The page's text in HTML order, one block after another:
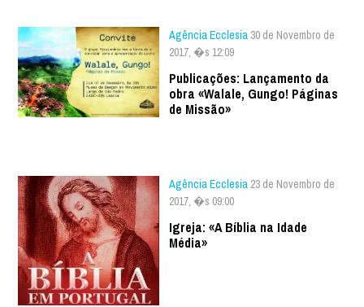
Agência Ecclesia 30 de Novembro de
2017, �s 12:09
Publicações: Lançamento da
obra «Walale, Gungo! Páginas
de Missão»
Agência Ecclesia 23 de Novembro de
2017, �s 09:00
Igreja: «A Bíblia na Idade
Média»